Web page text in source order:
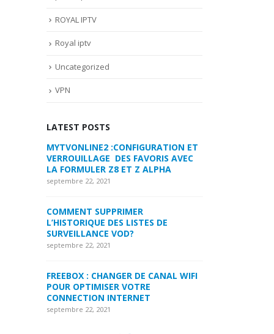
ROYAL IPTV
Royal iptv
Uncategorized
VPN
LATEST POSTS
COMMENT PARAMETRER VOTRE
DREAMLINK T3
septembre 22, 2021
MYTVONLINE1 MYTVONLINE2
:QUELLES SONT LES LIMITATIONS
MAXIMALES PRIS EN CHARGE SUR
CLES USB|DISQUE DUR | CARTE SD
septembre 22, 2021
COMMENT UTILISER VOTRE
ABONNEMENT IPTV DE VOTRE
MAG250/254 POUR KODI
septembre 22, 2021